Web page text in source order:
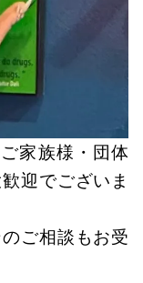
家族様・団体
迎でございま
ご相談もお受